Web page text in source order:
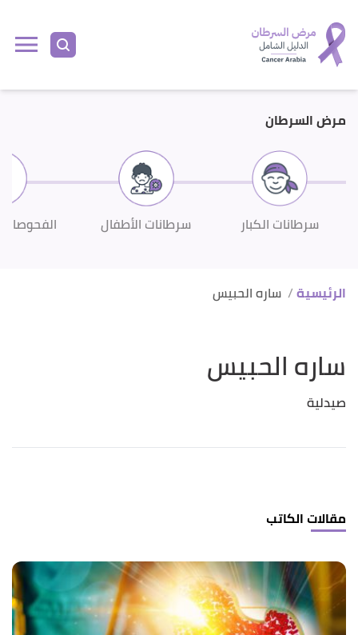
مرض السرطان
سرطانات الكبار سرطانات الأطفال
الرئيسية ساره الحبيس
ساره الحبيس
صيدلية
مقالات الكاتب